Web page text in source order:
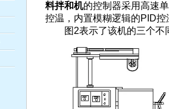
料拌和机的控制器采用高速
控温，内置模糊逻辑的PID
图2表示了该机的三个不